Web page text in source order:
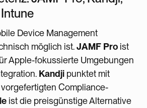
Device Management
möglich ist.JAMF Proist
Apple-fokussierte Umgebungen
Kandji punktet mit
Compliance-
ist die preisgünstige Alternative